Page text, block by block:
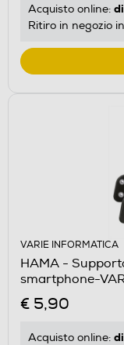
Acquisto online:
Ritiro in negozio
VARIE INFORMATICA
HAMA -
smartphone-
€ 5,90
Acquisto online: